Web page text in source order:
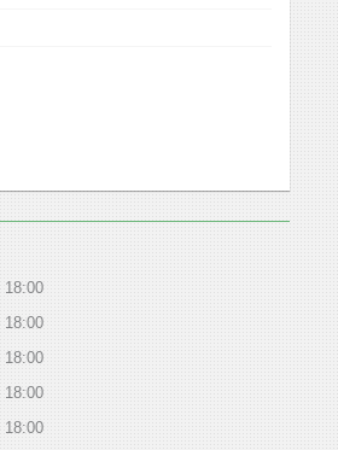
18:00
18:00
18:00
18:00
18:00